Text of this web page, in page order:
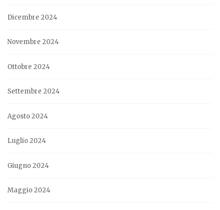
Dicembre 2024
Novembre 2024
Ottobre 2024
Settembre 2024
Agosto 2024
Luglio 2024
Giugno 2024
Maggio 2024